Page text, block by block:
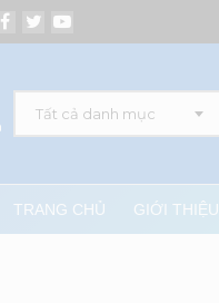
Tất cả danh mục
TRANG CHỦ GIỚI THIỆU